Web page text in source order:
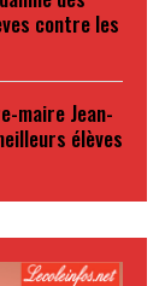
contre les
maire Jean-
élèves